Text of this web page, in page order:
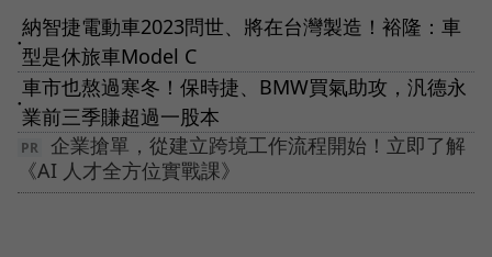
●
納智捷電動車2023問世、將在台灣製造！裕隆：車
型是休旅車Model C
●
車市也熬過寒冬！保時捷、BMW買氣助攻，汎德永
業前三季賺超過一股本
企業搶單，從建立跨境工作流程開始！立即了解
《AI 人才全方位實戰課》